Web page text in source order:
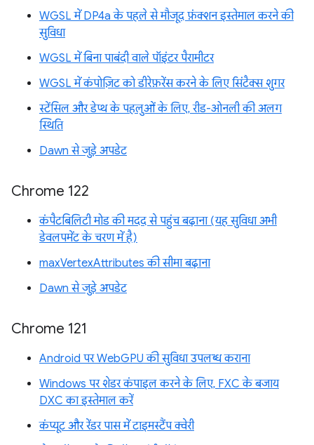
WGSL में DP4a के पहले से मौजूद फ़ंक्शन इस्तेमाल करने की
सुविधा
WGSL में बिना पाबंदी वाले पॉइंटर पैरामीटर
WGSL में कंपोज़िट को डीरेफ़रेंस करने के लिए सिंटैक्स शुगर
स्टेंसिल और डेप्थ के पहलुओं के लिए, रीड-ओनली की अलग
स्थिति
Dawn से जुड़े अपडेट
Chrome 122
कंपैटबिलिटी मोड की मदद से पहुंच बढ़ाना (यह सुविधा अभी
डेवलपमेंट के चरण में है)
maxVertexAttributes की सीमा बढ़ाना
Dawn से जुड़े अपडेट
Chrome 121
Android पर WebGPU की सुविधा उपलब्ध कराना
Windows पर शेडर कंपाइल करने के लिए, FXC के बजाय
DXC का इस्तेमाल करें
कंप्यूट और रेंडर पास में टाइमस्टैंप क्वेरी